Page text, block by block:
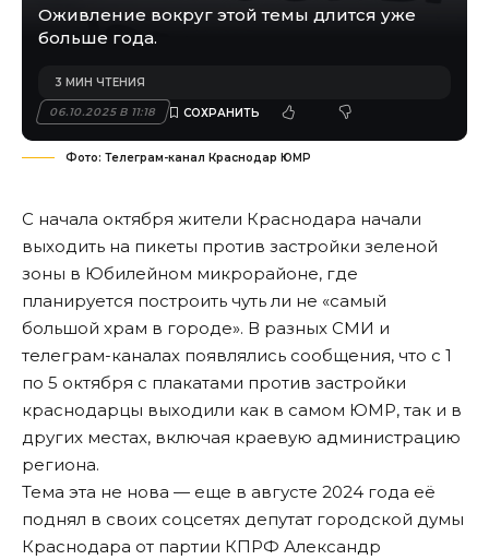
Оживление вокруг этой темы длится уже
больше года.
06.10.2025 В 11:18
3 МИН ЧТЕНИЯ
Фото: Телеграм-канал Краснодар ЮМР
С начала октября жители Краснодара начали
выходить на пикеты против застройки зеленой
зоны в Юбилейном микрорайоне, где
планируется построить чуть ли не «самый
большой храм в городе». В разных СМИ и
телеграм-каналах появлялись сообщения, что с 1
по 5 октября с плакатами против застройки
краснодарцы выходили как в самом ЮМР, так и в
других местах, включая краевую администрацию
региона.
Тема эта не нова — еще в августе 2024 года её
поднял в своих соцсетях депутат городской думы
Краснодара от партии КПРФ Александр